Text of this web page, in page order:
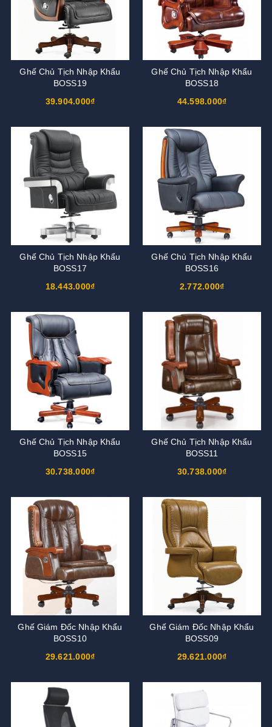
Ghế Chủ Tịch Nhập Khẩu
BOSS19
39.904.000₫
Ghế Chủ Tịch Nhập Khẩu
BOSS18
44.598.000₫
Ghế Chủ Tịch Nhập Khẩu
BOSS17
18.443.000₫
Ghế Chủ Tịch Nhập Khẩu
BOSS16
2.772.000₫
Ghế Chủ Tịch Nhập Khẩu
BOSS15
30.738.000₫
Ghế Chủ Tịch Nhập Khẩu
BOSS11
30.738.000₫
Ghế Giám Đốc Nhập Khẩu
BOSS10
29.621.000₫
Ghế Giám Đốc Nhập Khẩu
BOSS09
29.621.000₫